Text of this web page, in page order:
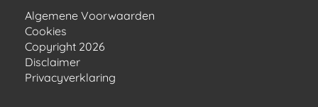
Algemene Voorwaarden
Cookies
Copyright 2026
Disclaimer
Privacyverklaring